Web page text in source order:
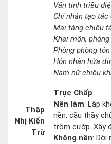
Văn tinh triều
Chỉ nhân tạo
Mai táng chiêu
Khai môn,
Phòng phòng
Hôn nhân hứa
Nam nữ chiêu
Thập
Nhị Kiến
Trừ
Trực Chấp
Nên làm: Lập
nền, cầu thầy
trộm cướp. Xây
Không nên: Dời